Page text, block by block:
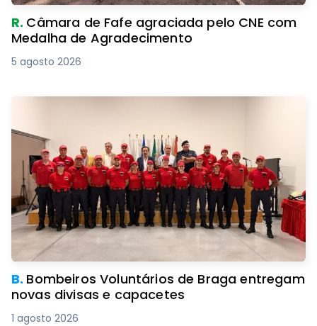
R. Câmara de Fafe agraciada pelo CNE com
Medalha de Agradecimento
5 agosto 2026
B. Bombeiros Voluntários de Braga entregam
novas divisas e capacetes
1 agosto 2026